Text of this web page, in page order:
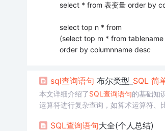
select * from 表变量 order by
select top n * from
(select top m * from
order by columnname desc
sql查询语句 布尔类型_ SQL 简
本文详细介绍了SQL 查询语句的基础知
运算符进行复杂查询，如算术运算符、
SQL查询语句大全(个人总结)